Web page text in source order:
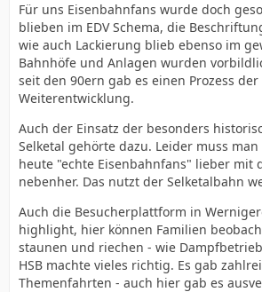
Für uns Eisenbahnfans wurde doch
blieben im EDV Schema, die
wie auch Lackierung blieb ebenso im
Bahnhöfe und Anlagen wurden
seit den 90ern gab es einen Prozess
Weiterentwicklung.
Auch der Einsatz der besonders
Selketal gehörte dazu. Leider muss
heute "echte Eisenbahnfans" lieber mit
nebenher. Das nutzt der Selketalbahn
Auch die Besucherplattform in
highlight, hier können Familien
staunen und riechen - wie
HSB machte vieles richtig. Es gab
Themenfahrten - auch hier gab es